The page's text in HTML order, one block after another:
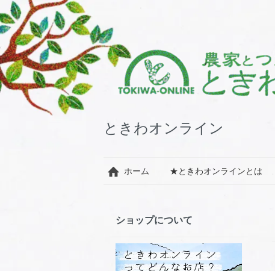
ときわオンライン
ホーム ★ときわオンラインとは
ショップについて